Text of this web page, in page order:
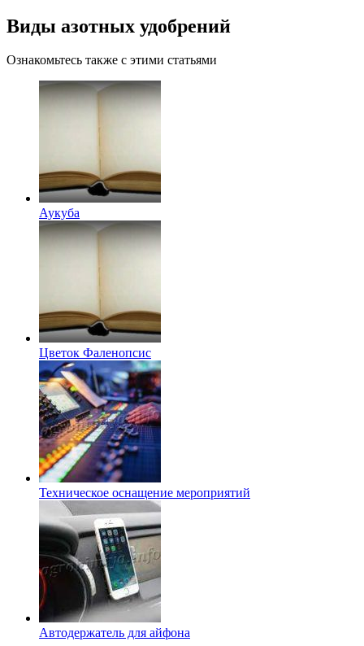
Виды азотных удобрений
Ознакомьтесь также с этими статьями
Аукуба
Цветок Фаленопсис
Техническое оснащение мероприятий
Автодержатель для айфона